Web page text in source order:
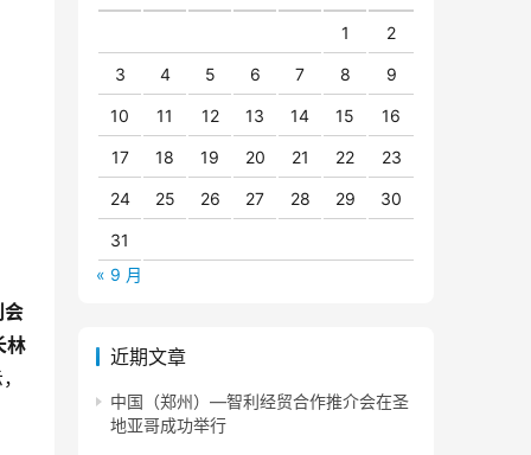
会
林
1 2
3 4 5 6 7 8 9
10 11 12 13 14 15 16
17 18 19 20 21 22 23
24 25 26 27 28 29 30
31
« 9 月
近期文章
中国（郑州）—智利经贸合作推介会在圣
地亚哥成功举行